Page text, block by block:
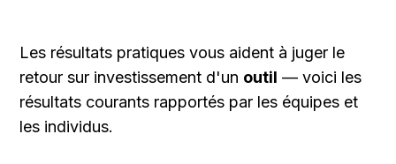
Les résultats pratiques vous aident à juger le
retour sur investissement d'un outil — voici les
résultats courants rapportés par les équipes et
les individus.